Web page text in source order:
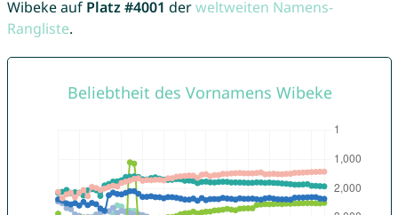
Wibeke auf Platz #4001 derweltweiten Namens-
Rangliste.